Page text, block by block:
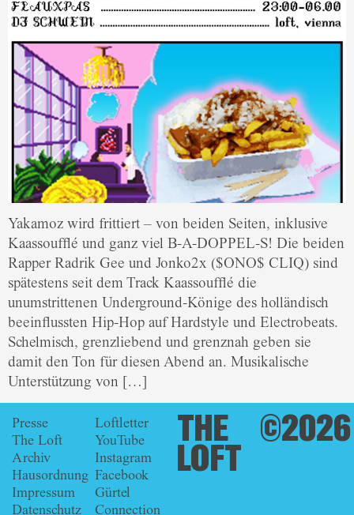
Yakamoz wird frittiert – von beiden Seiten, inklusive
Kaassoufflé und ganz viel B-A-DOPPEL-S! Die beiden
Rapper Radrik Gee und Jonko2x ($ONO$ CLIQ) sind
spätestens seit dem Track Kaassoufflé die
unumstrittenen Underground-Könige des holländisch
beeinflussten Hip-Hop auf Hardstyle und Electrobeats.
Schelmisch, grenzliebend und grenznah geben sie
damit den Ton für diesen Abend an. Musikalische
Unterstützung von […]
THE
LOFT
Presse
The Loft
Archiv
Hausordnung
Impressum
Datenschutz
Loftletter
YouTube
Instagram
Facebook
Gürtel
Connection
©2026